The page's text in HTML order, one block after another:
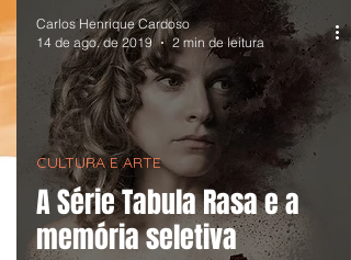
A Série Tabula Rasa e a
memória seletiva
CULTURA E ARTE
Carlos Henrique Cardoso
14 de ago. de 2019
2 min de leitura